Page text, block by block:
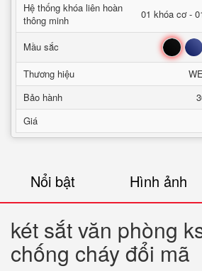
Hệ thống khóa liên hoàn
thông minh
01 khóa cơ -
Mầu sắc Đen Xanh
Thương hiệu
Bảo hành
Giá
Nổi bật Hình ảnh
két sắt văn phòng
chống cháy đổi mã